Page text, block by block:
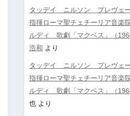
タッデイ ニルソン プレヴェ
指揮ローマ聖チェチーリア音楽
ルディ 歌劇「マクベス」（
浩和 より
タッデイ ニルソン プレヴェ
指揮ローマ聖チェチーリア音楽
ルディ 歌劇「マクベス」（
也 より